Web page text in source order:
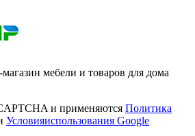
мебели и товаров для дома
и применяются Политика
Условияиспользования Google